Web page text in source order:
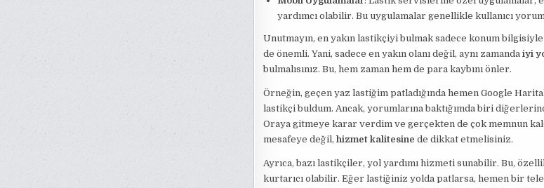
yardımcı olabilir. Bu uygulamalar genellikle kullanıcı
Unutmayın, en yakın lastikçiyi bulmak sadece konum
de önemli. Yani, sadece en yakın olanı değil, aynı zamanda iyi
bulmalısınız. Bu, hem zaman hem de para kaybını önler.
Örneğin, geçen yaz lastiğim patladığında hemen Google
lastikçi buldum. Ancak, yorumlarına baktığımda biri
Oraya gitmeye karar verdim ve gerçekten de çok memnun
mesafeye değil, hizmet kalitesine de dikkat etmelisiniz.
Ayrıca, bazı lastikçiler, yol yardımı hizmeti sunabilir. Bu,
kurtarıcı olabilir. Eğer lastiğiniz yolda patlarsa, hemen bir